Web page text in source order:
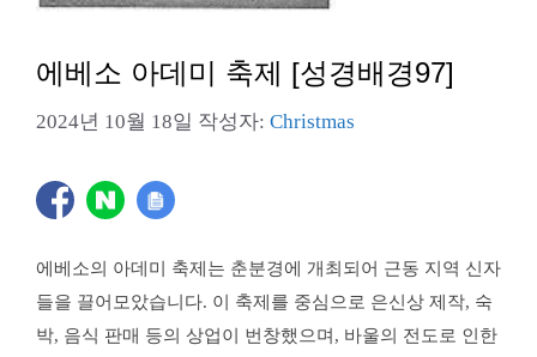
에베소 아데미 축제 [성경배경97]
2024년 10월 18일 작성자: Christmas
에베소의 아데미 축제는 춘분경에 개최되어 근동 지역 신자
들을 끌어모았습니다. 이 축제를 중심으로 은신상 제작, 숙
박, 음식 판매 등의 상업이 번창했으며, 바울의 전도로 인한